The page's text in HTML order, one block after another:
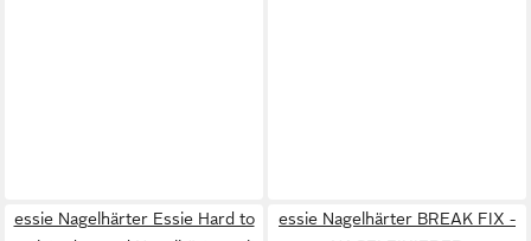
essie Nagelhärter Essie Hard to
essie Nagelhärter BREAK FIX -